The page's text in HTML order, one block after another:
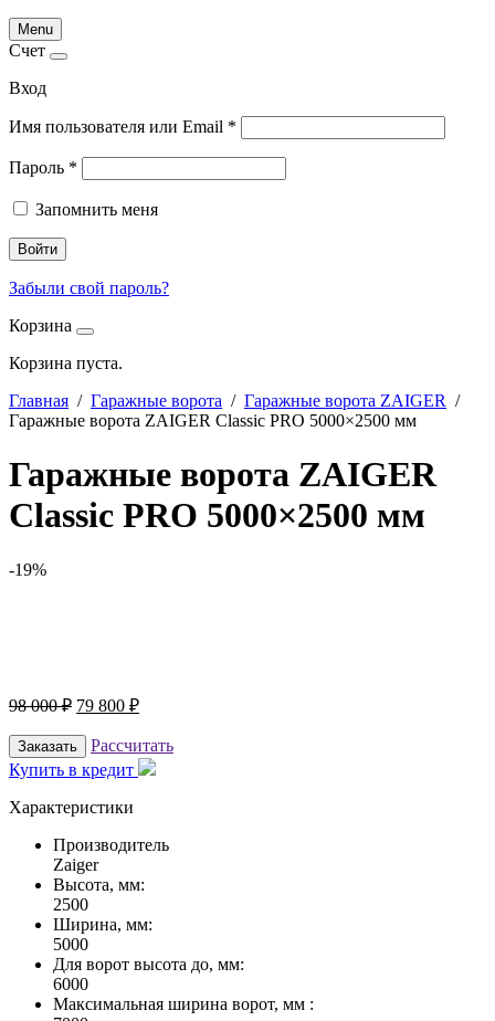
Menu
Счет
Вход
Имя пользователя или Email *
Пароль *
Запомнить меня
Войти
Забыли свой пароль?
Корзина
Корзина пуста.
Главная / Гаражные ворота / Гаражные ворота ZAIGER /
Гаражные ворота ZAIGER Classic PRO 5000×2500 мм
Гаражные ворота ZAIGER
Classic PRO 5000×2500 мм
-19%
98 000₽ 79 800 ₽
Заказать
Рассчитать
Купить в кредит
Характеристики
Производитель
Zaiger
Высота, мм:
2500
Ширина, мм:
5000
Для ворот высота до, мм:
6000
Максимальная ширина ворот, мм :